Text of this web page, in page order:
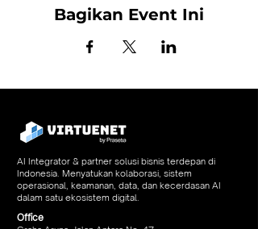
Bagikan Event Ini
AI Integrator & partner solusi bisnis terdepan di
Indonesia. Menyatukan kolaborasi, sistem
operasional, keamanan, data, dan kecerdasan AI
dalam satu ekosistem digital.
Office